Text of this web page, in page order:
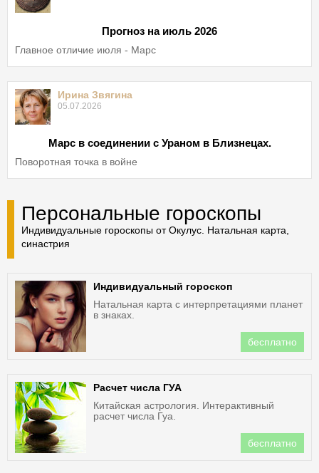
Прогноз на июль 2026
Главное отличие июля - Марс
Ирина Звягина
05.07.2026
Марс в соединении с Ураном в Близнецах.
Поворотная точка в войне
Персональные гороскопы
Индивидуальные гороскопы от Окулус. Натальная карта,
синастрия
Индивидуальный гороскоп
Натальная карта с интерпретациями планет
в знаках.
бесплатно
Расчет числа ГУА
Китайская астрология. Интерактивный
расчет числа Гуа.
бесплатно